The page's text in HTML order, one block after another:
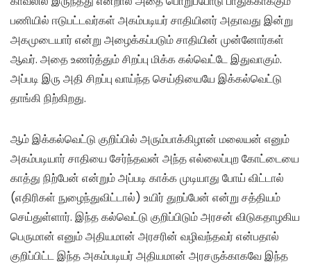
பணியில் ஈடுபட்டவர்கள் அகம்படியர் சாதியினர் அதாவது இன்று
அகமுடையார் என்று அழைக்கப்படும் சாதியின் முன்னோர்கள்
ஆவர். அதை உணர்த்தும் சிறப்பு மிக்க கல்வெட்டே இதுவாகும்.
அப்படி இரு அதி சிறப்பு வாய்ந்த செய்தியையே இக்கல்வெட்டு
தாங்கி நிற்கிறது.
ஆம் இக்கல்வெட்டு குறிப்பில் அரும்பாக்கிழான் மலையன் எனும்
அகம்படியார் சாதியை சேர்ந்தவன் அந்த எல்லைப்புற கோட்டையை
காத்து நிற்பேன் என்றும் அப்படி காக்க முடியாது போய் விட்டால்
(எதிரிகள் நுழைந்துவிட்டால்) உயிர் துறப்பேன் என்று சத்தியம்
செய்துள்ளார். இந்த கல்வெட்டு குறிப்பிடும் அரசன் விடுகதாழகிய
பெருமான் எனும் அதியமான் அரசரின் வழிவந்தவர் என்பதால்
குறிப்பிட்ட இந்த அகம்படியர் அதியமான் அரசருக்காகவே இந்த